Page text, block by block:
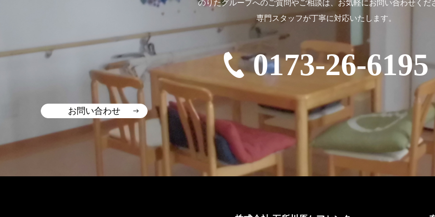
のりたグループへのご質問やご相談は、 お気軽にお問い合わせくだ
専門スタッフが丁寧に対応いたします。
0173-26-6195
お問い合わせ